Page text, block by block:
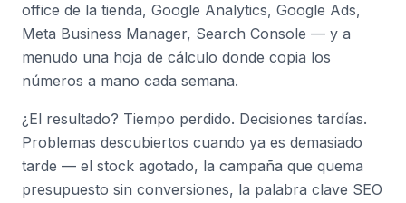
office de la tienda, Google Analytics, Google Ads,
Meta Business Manager, Search Console — y a
menudo una hoja de cálculo donde copia los
números a mano cada semana.
¿El resultado? Tiempo perdido. Decisiones tardías.
Problemas descubiertos cuando ya es demasiado
tarde — el stock agotado, la campaña que quema
presupuesto sin conversiones, la palabra clave SEO